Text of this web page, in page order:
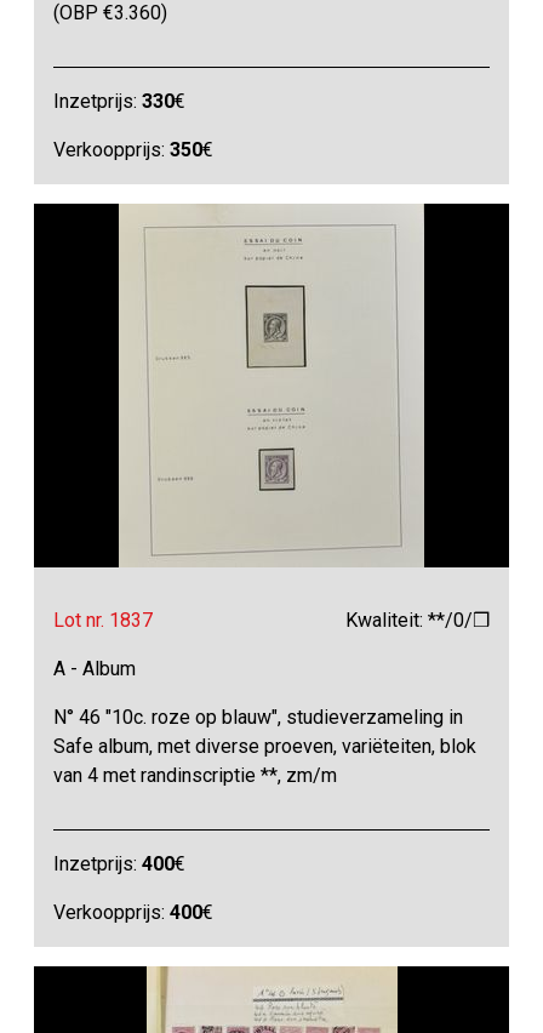
(OBP €3.360)
Inzetprijs:330€
Verkoopprijs:350€
Lot nr. 1837 Kwaliteit: **/0/❒
A - Album
N° 46 "10c. roze op blauw", studieverzameling in
Safe album, met diverse proeven, variëteiten, blok
van 4 met randinscriptie **, zm/m
Inzetprijs:400€
Verkoopprijs:400€